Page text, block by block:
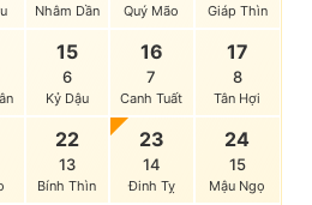
Nhâm Dần Quý Mão Giáp Thìn
15
6
Kỷ Dậu
16
7
Canh Tuất
17
8
Tân Hợi
22
13
Bính Thìn
23
14
Đinh Tỵ
24
15
Mậu Ngọ